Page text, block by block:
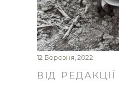
12 Березня, 2022
ВІД РЕДАКЦІЇ